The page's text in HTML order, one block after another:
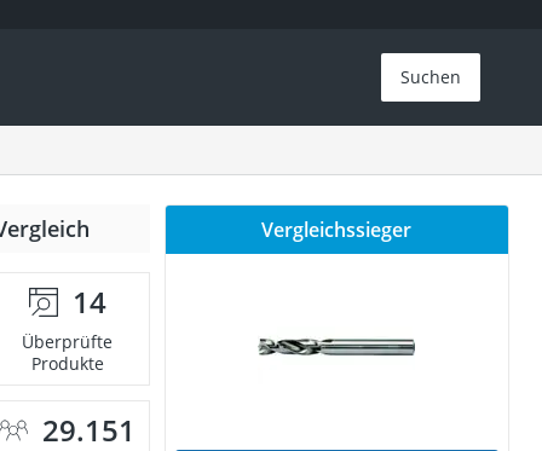
Suchen
14
Überprüfte
Produkte
29.151
Vergleichssieger